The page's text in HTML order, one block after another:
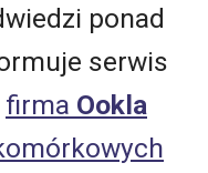
ponad
serwis
firma Ookla